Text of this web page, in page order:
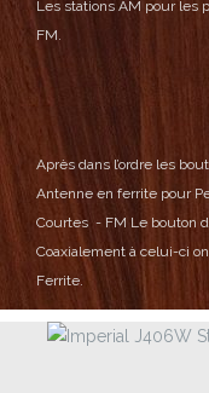
Les stations AM pour les
FM.
Après dans l’ordre les
Antenne en ferrite pour
Courtes - FM Le bouton
Coaxialement à celui-ci
Ferrite.